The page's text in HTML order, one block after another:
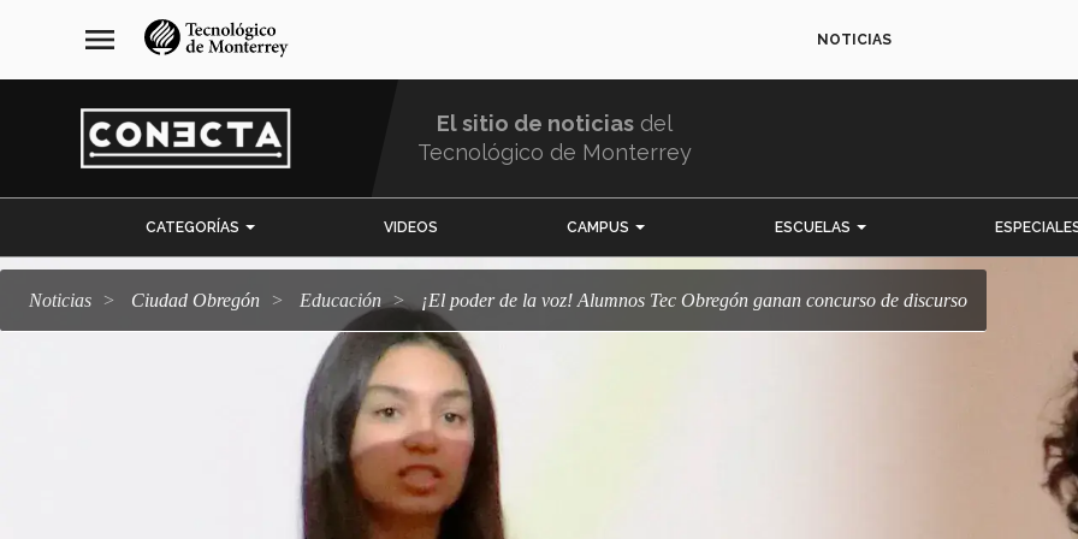
navegación
principal
menu NOTICIAS
El sitio de noticias del
Tecnológico de Monterrey
CATEGORÍAS VIDEOS CAMPUS ESCUELAS
Noticias Ciudad Obregón Educación ¡El poder de la voz! Alumnos Tec Obregón ganan concurso de discurso